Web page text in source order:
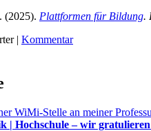
(2025). Plattformen für Bildung.
| Kommentar
WiMi-Stelle an meiner
| Hochschule – wir